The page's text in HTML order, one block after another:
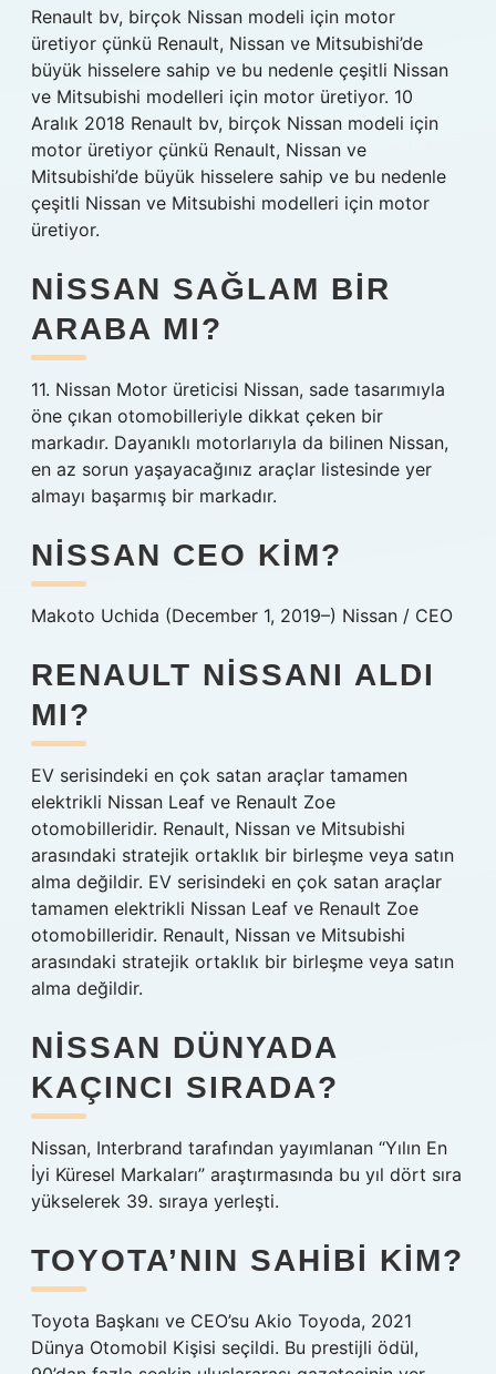
Renault bv, birçok Nissan modeli için motor
üretiyor çünkü Renault, Nissan ve Mitsubishi’de
büyük hisselere sahip ve bu nedenle çeşitli Nissan
ve Mitsubishi modelleri için motor üretiyor. 10
Aralık 2018 Renault bv, birçok Nissan modeli için
motor üretiyor çünkü Renault, Nissan ve
Mitsubishi’de büyük hisselere sahip ve bu nedenle
çeşitli Nissan ve Mitsubishi modelleri için motor
üretiyor.
NISSAN SAĞLAM BIR
ARABA MI?
11. Nissan Motor üreticisi Nissan, sade tasarımıyla
öne çıkan otomobilleriyle dikkat çeken bir
markadır. Dayanıklı motorlarıyla da bilinen Nissan,
en az sorun yaşayacağınız araçlar listesinde yer
almayı başarmış bir markadır.
NISSAN CEO KIM?
Makoto Uchida (December 1, 2019–) Nissan / CEO
RENAULT NISSANI ALDI
MI?
EV serisindeki en çok satan araçlar tamamen
elektrikli Nissan Leaf ve Renault Zoe
otomobilleridir. Renault, Nissan ve Mitsubishi
arasındaki stratejik ortaklık bir birleşme veya satın
alma değildir. EV serisindeki en çok satan araçlar
tamamen elektrikli Nissan Leaf ve Renault Zoe
otomobilleridir. Renault, Nissan ve Mitsubishi
arasındaki stratejik ortaklık bir birleşme veya satın
alma değildir.
NISSAN DÜNYADA
KAÇINCI SIRADA?
Nissan, Interbrand tarafından yayımlanan “Yılın En
İyi Küresel Markaları” araştırmasında bu yıl dört sıra
yükselerek 39. sıraya yerleşti.
TOYOTA’NIN SAHIBI KIM?
Toyota Başkanı ve CEO’su Akio Toyoda, 2021
Dünya Otomobil Kişisi seçildi. Bu prestijli ödül,